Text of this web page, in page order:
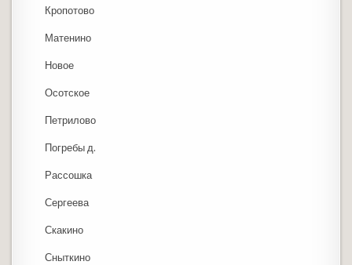
Кропотово
Матенино
Новое
Осотское
Петрилово
Погребы д.
Рассошка
Сергеева
Скакино
Сныткино